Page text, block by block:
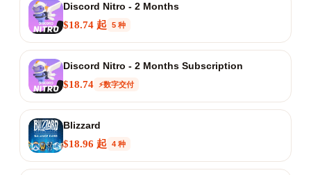
Discord Nitro - 2 Months
$18.74 起
5 种
Discord Nitro - 2 Months Subscription
$18.74
⚡数字交付
Blizzard
$18.96 起
4 种